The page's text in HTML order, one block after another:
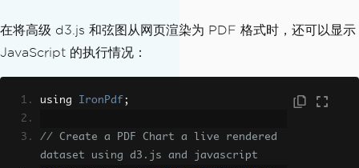
在将高级 d3.js 和弦图从网页渲染为 PDF 格式时，还可以显示
JavaScript 的执行情况：
using IronPdf ;
// Create a PDF Chart a live rendered
dataset using d3.js and javascript